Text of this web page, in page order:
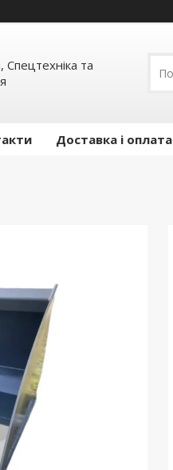
Спецтехніка та
Доставка і оплата